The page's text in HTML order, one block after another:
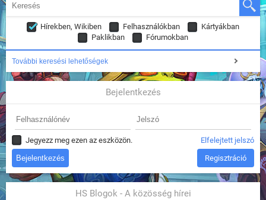
Hírekben, Wikiben Felhasználókban
Kártyákban
Paklikban
Fórumokban
További keresési lehetőségek
Bejelentkezés
Jegyezz meg ezen az eszközön. Elfelejtett jelszó
Regisztráció
HS Blogok - A közösség hírei